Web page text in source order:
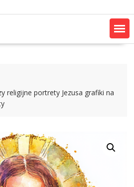
religijne portrety Jezusa grafiki na